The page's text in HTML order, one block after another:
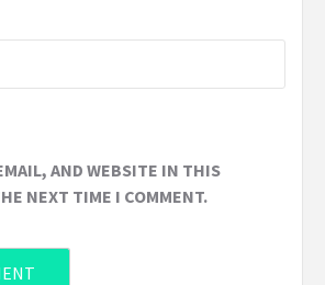
AND WEBSITE IN THIS
NEXT TIME I COMMENT.